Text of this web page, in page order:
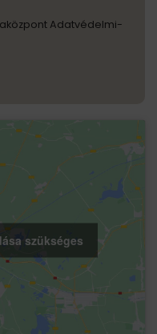
Adatvédelmi-
szükséges